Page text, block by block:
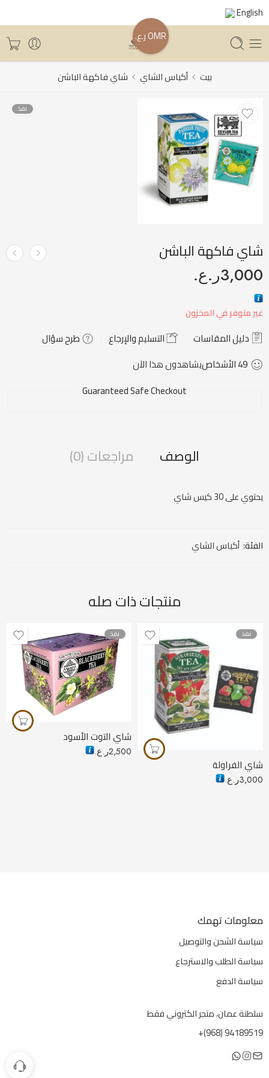
English
بيت أكياس الشاي شاي فاكهة الباشن
نفذ
شاي فاكهة الباشن
3,000ر.ع.
غير متوفر في المخزون
دليل المقاسات التسليم والإرجاع
طرح سؤال
49الأشخاصيشاهدون هذا الآن
Guaranteed Safe Checkout
الوصف مراجعات (0)
يحتوي على 30 كيس شاي
الفئة: أكياس الشاي
منتجات ذات صله
نفذ
شاي الفراولة
3,000ر.ع.
نفذ
شاي التوت الأسود
2,500ر.ع.
معلومات تهمك
سياسة الشحن والتوصيل
سياسة الطلب والاسترجاع
سياسة الدفع
سلطنة عمان، متجر الكتروني فقط
94189519 (968)+
OMR ر.ع.